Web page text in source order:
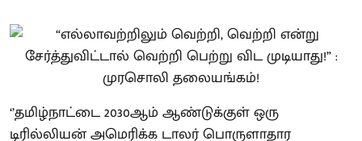
‘’தமிழ்நாட்டை 2030ஆம் ஆண்டுக்குள் ஒரு
டிரில்லியன் அமெரிக்க டாலர் பொருளாதார